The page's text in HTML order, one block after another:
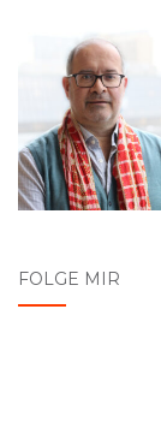
FOLGE MIR